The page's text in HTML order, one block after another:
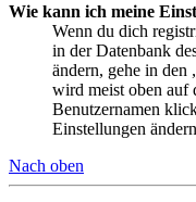
Wie kann ich meine
Wenn du dich
in der Datenbank
ändern, gehe in den
wird meist oben auf
Benutzernamen
Einstellungen
Nach oben